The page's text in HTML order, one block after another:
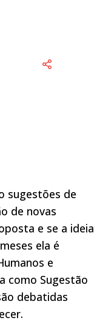
sugestões de
de novas
e se a ideia
ela é
e
como Sugestão
debatidas